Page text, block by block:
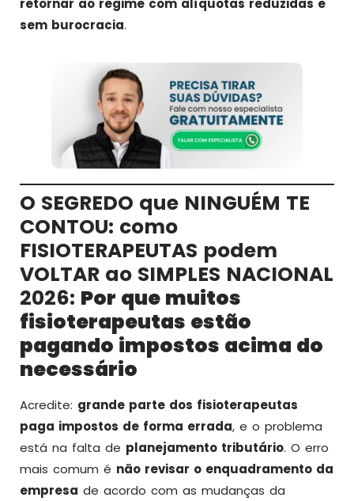
retornar ao regime com alíquotas reduzidas e
sem burocracia.
O SEGREDO que NINGUÉM TE
CONTOU: como
FISIOTERAPEUTAS podem
VOLTAR ao SIMPLES NACIONAL
2026: Por que muitos
fisioterapeutas estão
pagando impostos acima do
necessário
Acredite: grande parte dos fisioterapeutas
paga impostos de forma errada, e o problema
está na falta de planejamento tributário. O erro
mais comum é não revisar o enquadramento da
empresa de acordo com as mudanças da